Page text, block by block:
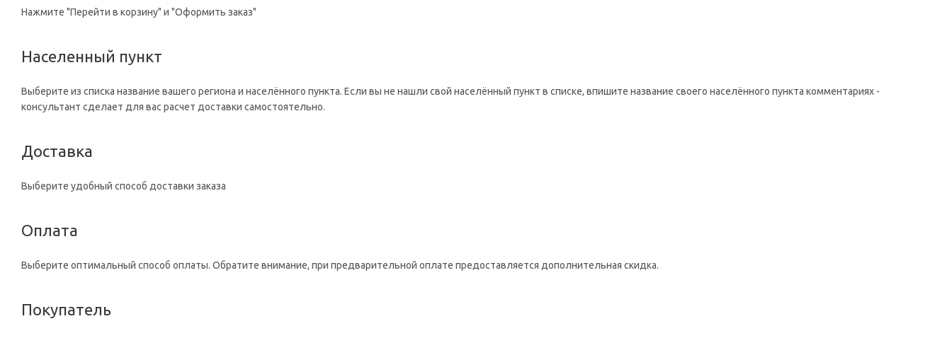
Нажмите "Перейти в корзину" и "Оформить заказ"
Населенный пункт
Выберите из списка название вашего региона и населённого пункта. Если вы не нашли свой населённый пункт в списке, впишите название своего населённого пункта комментариях -
консультант сделает для вас расчет доставки самостоятельно.
Доставка
Выберите удобный способ доставки заказа
Оплата
Выберите оптимальный способ оплаты. Обратите внимание, при предварительной оплате предоставляется дополнительная скидка.
Покупатель